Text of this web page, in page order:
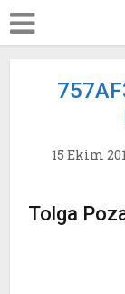
15 Ekim
Tolga